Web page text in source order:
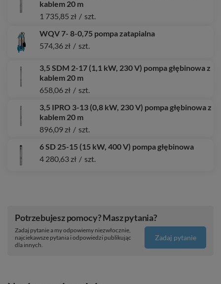
kablem 20 m
1 735,85 zł / szt.
WQV 7- 8-0,75 pompa zatapialna
574,36 zł / szt.
3,5 SDM 2-17 (1,1 kW, 230 V) pompa głębinowa z
kablem 20 m
658,06 zł / szt.
3,5 IPRO 3-13 (0,8 kW, 230 V) pompa głębinowa z
kablem 20 m
896,09 zł / szt.
6 SD 25-15 (15 kW, 400 V) pompa głębinowa
4 280,63 zł / szt.
Potrzebujesz pomocy? Masz pytania?
Zadaj pytanie a my odpowiemy niezwłocznie,
najciekawsze pytania i odpowiedzi publikując
dla innych.
Zadaj pytanie